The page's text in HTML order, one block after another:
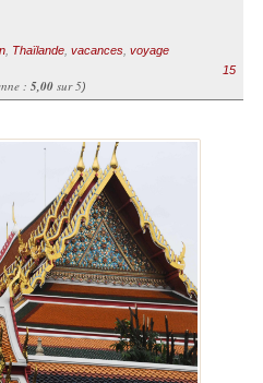
, Thaïlande, vacances, voyage
: 5,00sur 5)
15